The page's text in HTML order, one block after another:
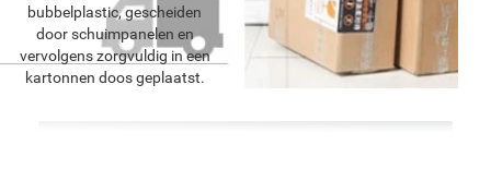
bubbelplastic, gescheiden
door schuimpanelen en
vervolgens zorgvuldig in een
kartonnen doos geplaatst.